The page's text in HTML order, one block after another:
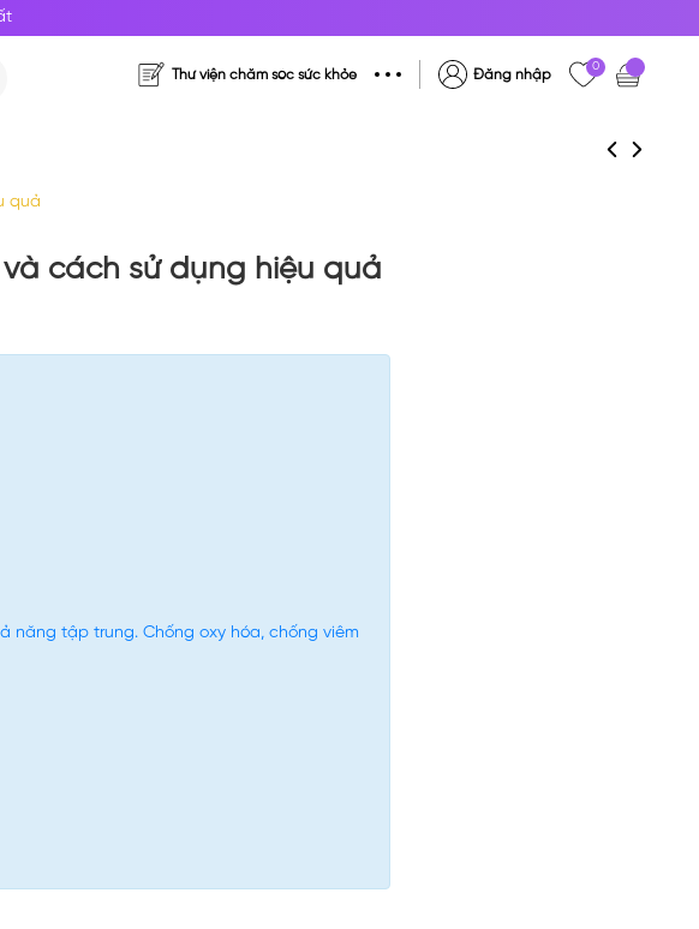
Thư viện chăm sóc sức khỏe Đăng nhập 0
quả
cách sử dụng hiệu quả
năng tập trung. Chống oxy hóa, chống viêm